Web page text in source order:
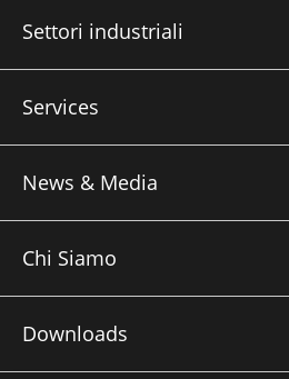
Settori industriali
Services
News & Media
Chi Siamo
Downloads